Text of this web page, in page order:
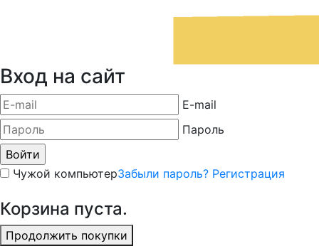
Вход на сайт
E-mail
Пароль
Чужой компьютерЗабыли пароль? Регистрация
Корзина пуста.
Продолжить покупки